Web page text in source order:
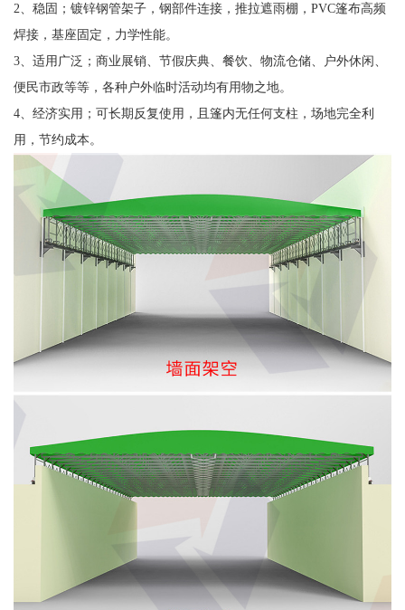
2、稳固；镀锌钢管架子，钢部件连接，推拉遮雨棚，PVC篷布高频
焊接，基座固定，力学性能。
3、适用广泛；商业展销、节假庆典、餐饮、物流仓储、户外休闲、
便民市政等等，各种户外临时活动均有用物之地。
4、经济实用；可长期反复使用，且篷内无任何支柱，场地完全利
用，节约成本。